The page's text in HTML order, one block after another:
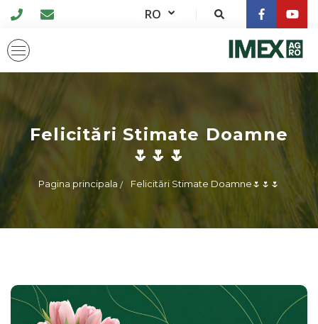
RO
Felicitări Stimate Doamne
🌷🌷🌷
Pagina principala Felicitări Stimate Doamne🌷🌷🌷